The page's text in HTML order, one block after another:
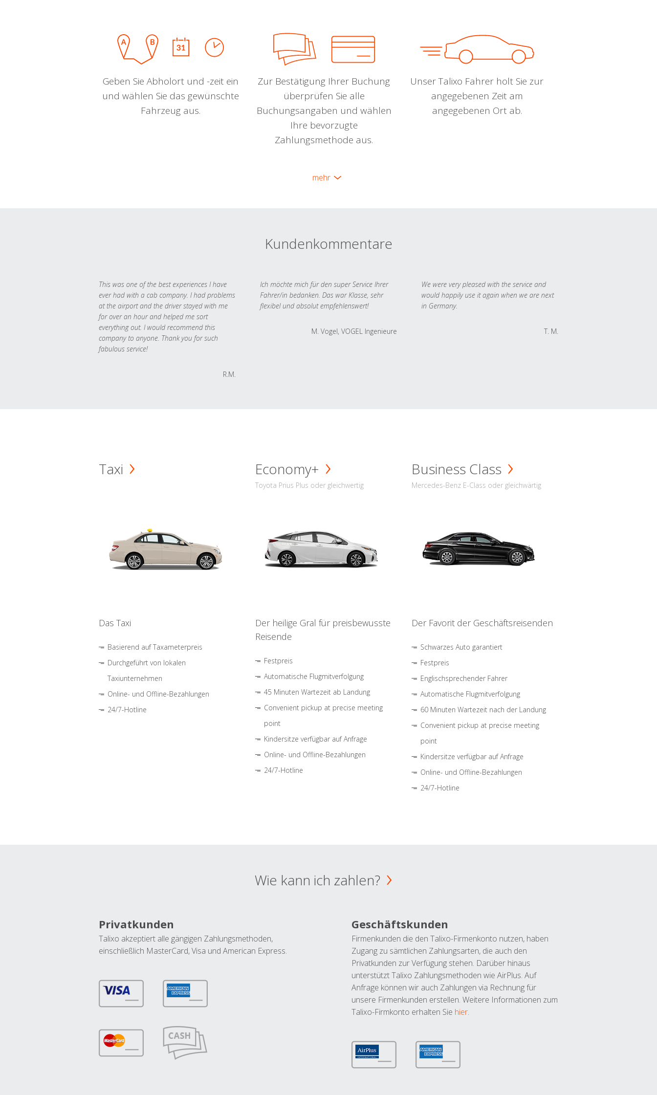
Geben Sie Abholort und -zeit ein
und wählen Sie das gewünschte
Fahrzeug aus.
Zur Bestätigung Ihrer Buchung
überprüfen Sie alle
Buchungsangaben und wählen
Ihre bevorzugte
Zahlungsmethode aus.
Unser Talixo Fahrer holt Sie zur
angegebenen Zeit am
angegebenen Ort ab.
mehr
Kundenkommentare
This was one of the best experiences I have
ever had with a cab company. I had problems
at the airport and the driver stayed with me
for over an hour and helped me sort
everything out. I would recommend this
company to anyone. Thank you for such
fabulous service!
R.M.
Ich möchte mich für den super Service Ihrer
Fahrer/in bedanken. Das war Klasse, sehr
flexibel und absolut empfehlenswert!
M. Vogel, VOGEL Ingenieure
We were very pleased with the service and
would happily use it again when we are next
in Germany.
T. M.
Taxi
Das Taxi
Basierend auf Taxameterpreis
Durchgeführt von lokalen
Taxiunternehmen
Online- und Offline-Bezahlungen
24/7-Hotline
Economy+
Toyota Prius Plus oder gleichwertig
Der heilige Gral für preisbewusste
Reisende
Festpreis
Automatische Flugmitverfolgung
45 Minuten Wartezeit ab Landung
Convenient pickup at precise meeting
point
Kindersitze verfügbar auf Anfrage
Online- und Offline-Bezahlungen
24/7-Hotline
Business Class
Mercedes-Benz E-Class oder gleichwärtig
Der Favorit der Geschäftsreisenden
Schwarzes Auto garantiert
Festpreis
Englischsprechender Fahrer
Automatische Flugmitverfolgung
60 Minuten Wartezeit nach der Landung
Convenient pickup at precise meeting
point
Kindersitze verfügbar auf Anfrage
Online- und Offline-Bezahlungen
24/7-Hotline
Wie kann ich zahlen?
Privatkunden
Talixo akzeptiert alle gängigen Zahlungsmethoden,
einschließlich MasterCard, Visa und American Express.
Geschäftskunden
Firmenkunden die den Talixo-Firmenkonto nutzen, haben
Zugang zu sämtlichen Zahlungsarten, die auch den
Privatkunden zur Verfügung stehen. Darüber hinaus
unterstützt Talixo Zahlungsmethoden wie AirPlus. Auf
Anfrage können wir auch Zahlungen via Rechnung für
unsere Firmenkunden erstellen. Weitere Informationen zum
Talixo-Firmkonto erhalten Sie hier.